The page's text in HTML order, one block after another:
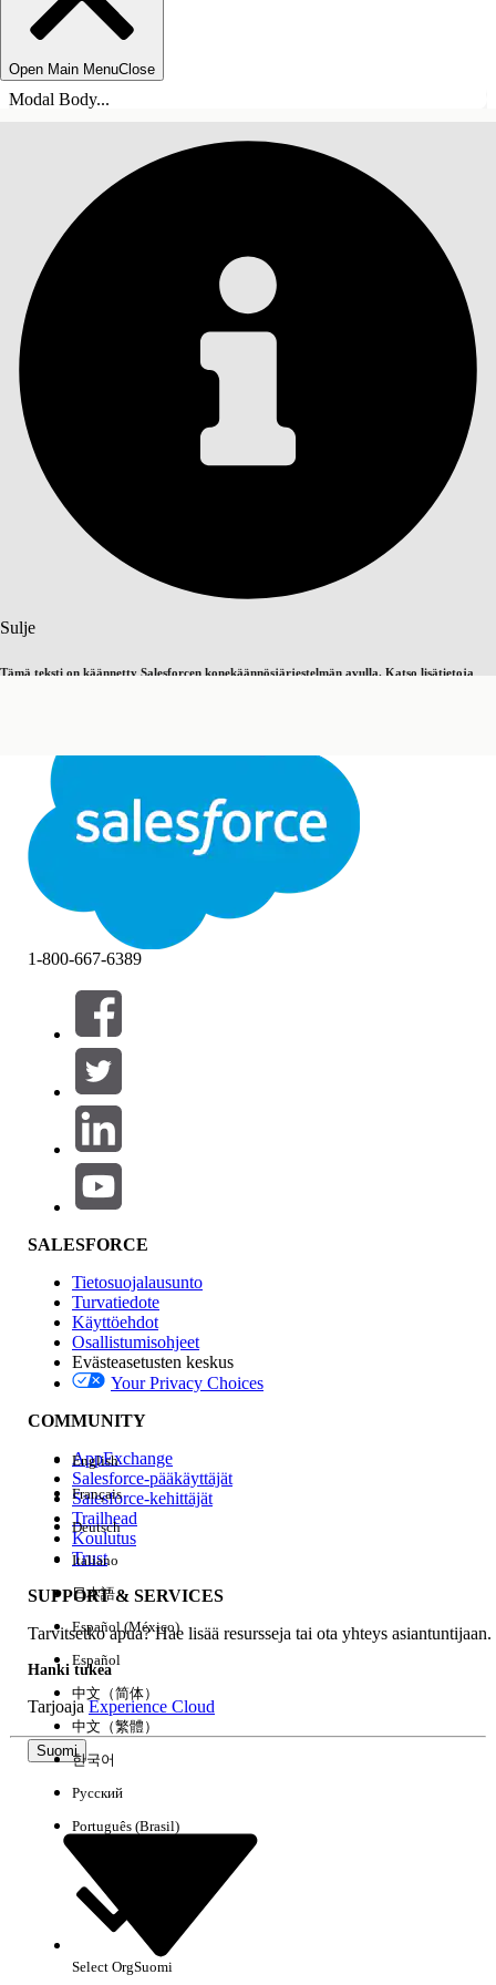
Open Main MenuClose
Modal Body...
Sulje
Tämä teksti on käännetty Salesforcen konekäännösjärjestelmän avulla. Katso lisätietoja
Sulje
SISÄLLYSLUETTELO
Suodattimet (0)
VALITSE SUODATTIMET
Tuotealue
Ominaisuuden vaikutus
Edition
Kokemus
Tyhjennä kaikki Valmis
1-800-667-6389
SALESFORCE
Tietosuojalausunto
Turvatiedote
Käyttöehdot
Osallistumisohjeet
Evästeasetusten keskus
Your Privacy Choices
COMMUNITY
AppExchange
Salesforce-pääkäyttäjät
Salesforce-kehittäjät
Trailhead
Koulutus
Trust
SUPPORT & SERVICES
Tarvitsetko apua? Hae lisää resursseja tai ota yhteys asiantuntijaan.
Hanki tukea
TarjoajaExperience Cloud
Suomi
English
Français
Deutsch
Italiano
日本語
Español (México)
Español
中文（简体）
中文（繁體）
한국어
Русский
Português (Brasil)
Select OrgSuomi